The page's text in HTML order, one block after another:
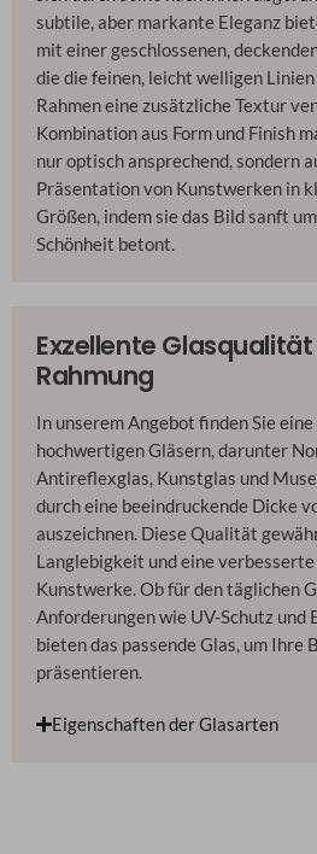
subtile, aber markante Eleganz
mit einer geschlossenen,
die die feinen, leicht welligen
Rahmen eine zusätzliche Textur
Kombination aus Form und Finish
nur optisch ansprechend, sondern
Präsentation von Kunstwerken in
Größen, indem sie das Bild sanft
Schönheit betont.
Exzellente
Rahmung
In unserem Angebot finden Sie
hochwertigen Gläsern, darunter
Antireflexglas, Kunstglas und
durch eine beeindruckende Dicke
auszeichnen. Diese Qualität
Langlebigkeit und eine
Kunstwerke. Ob für den täglichen
Anforderungen wie UV-Schutz und
bieten das passende Glas, um Ihre
präsentieren.
Eigenschaften der Glasarten